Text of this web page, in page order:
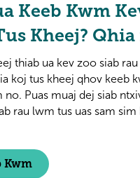
Keeb Kwm
Kheej? Qhia
thiab ua kev zoo siab
koj tus kheej qhov keeb
Puas muaj dej siab
rau lwm tus uas sam
Kwm